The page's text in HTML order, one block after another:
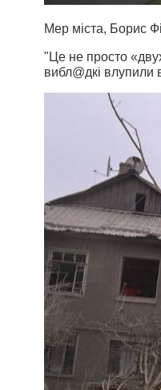
Мер міста, Борис
"Це не просто
вибл@дкі влупили